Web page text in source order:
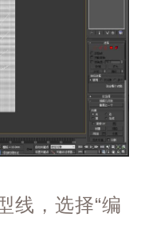
线， 选择“编